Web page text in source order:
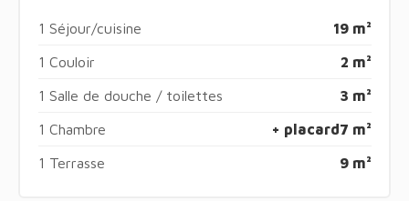
1 Séjour/cuisine 19 m²
1 Couloir 2 m²
1 Salle de douche / toilettes 3 m²
1 Chambre 7 m²
+ placard
1 Terrasse 9 m²